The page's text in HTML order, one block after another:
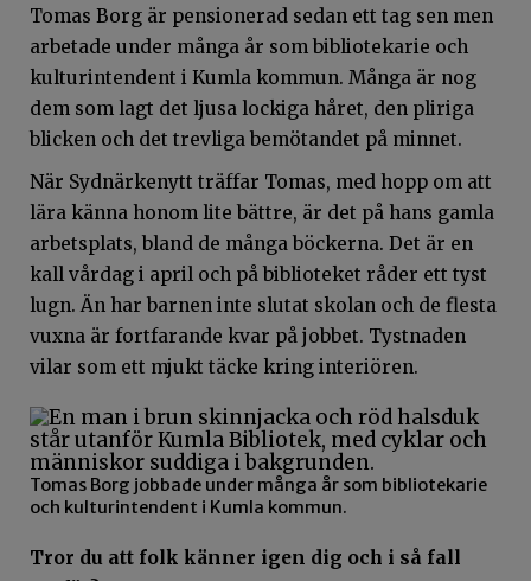
Tomas Borg är pensionerad sedan ett tag sen men
arbetade under många år som bibliotekarie och
kulturintendent i Kumla kommun. Många är nog
dem som lagt det ljusa lockiga håret, den pliriga
blicken och det trevliga bemötandet på minnet.
När Sydnärkenytt träffar Tomas, med hopp om att
lära känna honom lite bättre, är det på hans gamla
arbetsplats, bland de många böckerna. Det är en
kall vårdag i april och på biblioteket råder ett tyst
lugn. Än har barnen inte slutat skolan och de flesta
vuxna är fortfarande kvar på jobbet. Tystnaden
vilar som ett mjukt täcke kring interiören.
Tomas Borg jobbade under många år som bibliotekarie
och kulturintendent i Kumla kommun.
Tror du att folk känner igen dig och i så fall